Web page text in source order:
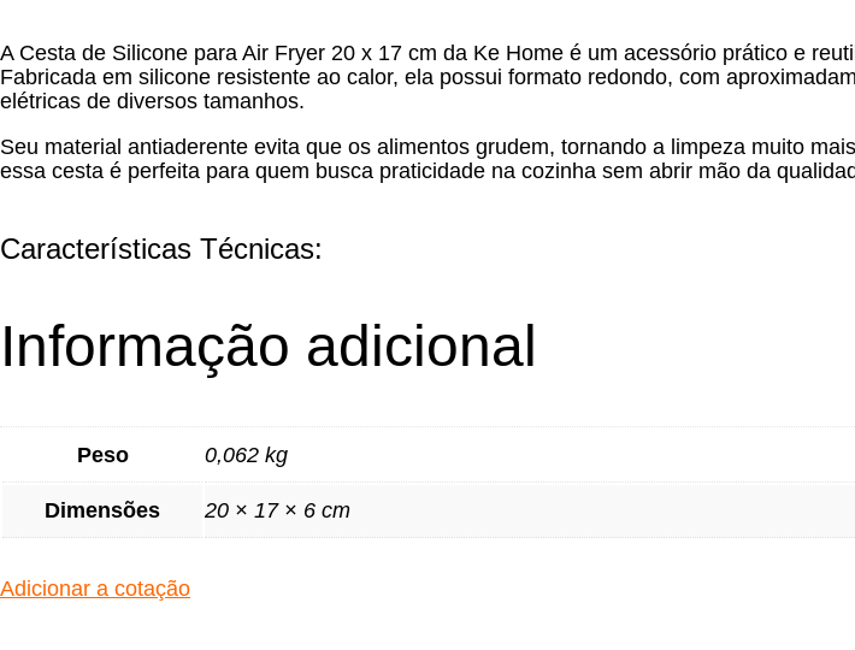
A Cesta de Silicone para Air Fryer 20 x 17 cm da Ke Home é um acessório prático e
Fabricada em silicone resistente ao calor, ela possui formato redondo, com
elétricas de diversos tamanhos.
Seu material antiaderente evita que os alimentos grudem, tornando a limpeza muito
essa cesta é perfeita para quem busca praticidade na cozinha sem abrir mão da
Características Técnicas:
Informação adicional
Peso 0,062 kg
Dimensões 20 × 17 × 6 cm
Adicionar a cotação